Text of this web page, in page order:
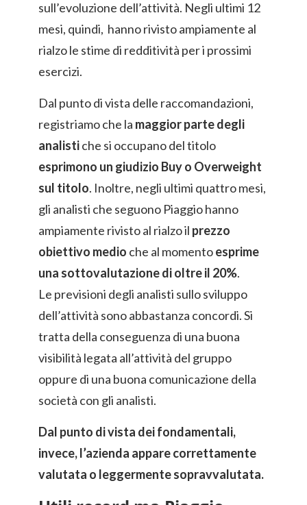
sull’evoluzione dell’attività. Negli ultimi 12
mesi, quindi, hanno rivisto ampiamente al
rialzo le stime di redditività per i prossimi
esercizi.
Dal punto di vista delle raccomandazioni,
registriamo che la maggior parte degli
analistiche si occupano del titolo
esprimono un giudizio Buy o Overweight
sul titolo. Inoltre, negli ultimi quattro mesi,
gli analisti che seguono Piaggio hanno
ampiamente rivisto al rialzo il prezzo
obiettivo medio che al momentoesprime
una sottovalutazione di oltre il 20%.
Le previsioni degli analisti sullo sviluppo
dell’attività sono abbastanza concordi. Si
tratta della conseguenza di una buona
visibilità legata all’attività del gruppo
oppure di una buona comunicazione della
società con gli analisti.
Dal punto di vista dei fondamentali,
invece, l’azienda appare correttamente
valutata o leggermente sopravvalutata.